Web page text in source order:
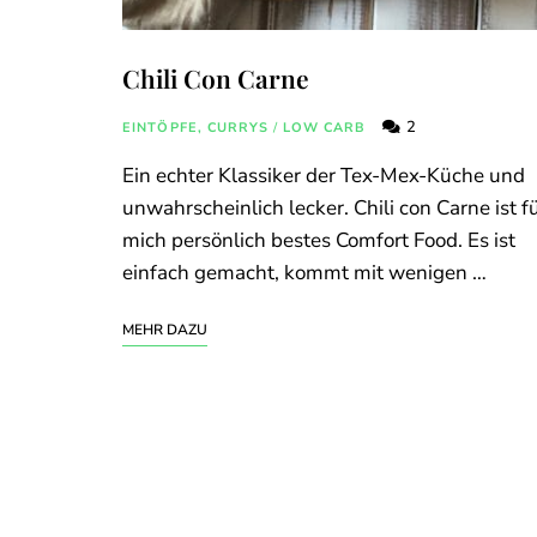
Chili Con Carne
EINTÖPFE, CURRYS / LOW CARB 2
Ein echter Klassiker der Tex-Mex-Küche und
unwahrscheinlich lecker. Chili con Carne ist
mich persönlich bestes Comfort Food. Es ist
einfach gemacht, kommt mit wenigen …
MEHR DAZU